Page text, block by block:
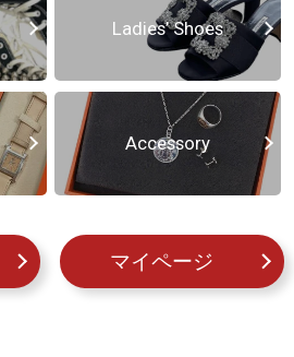
Ladies’ Shoes
Accessory
マイページ